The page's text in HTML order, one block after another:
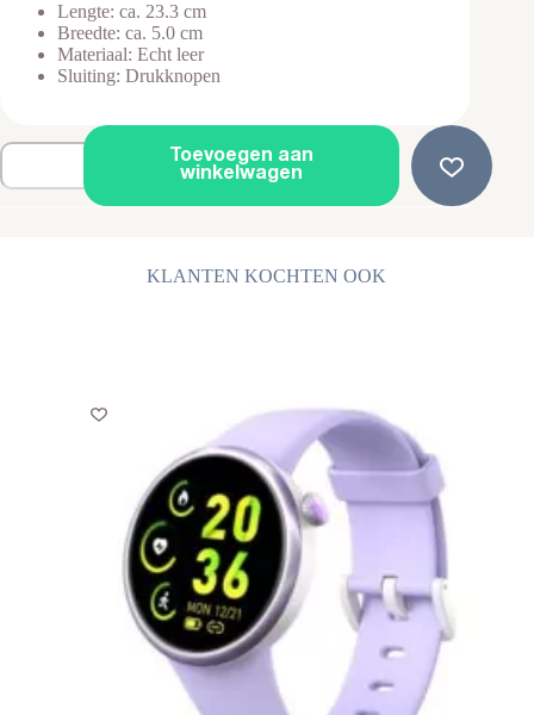
Lengte: ca. 23.3 cm
Breedte: ca. 5.0 cm
Materiaal: Echt leer
Sluiting: Drukknopen
Robuuste
Armband
Toevoegen aan
winkelwagen
KLANTEN KOCHTEN OOK